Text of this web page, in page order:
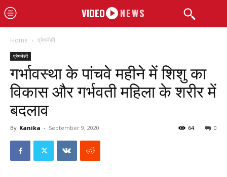
VIDEO NEWS
Home प्रेगनेंसी
प्रेगनेंसी
गर्भावस्था के पांचवे महीने में शिशु का
विकास और गर्भवती महिला के शरीर में
बदलाव
By Kanika - September 9, 2020 0
64